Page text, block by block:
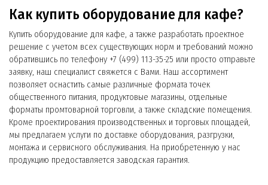
Как купить оборудование для кафе?
Купить оборудование для кафе, а также разработать проектное
решение с учетом всех существующих норм и требований можно
обратившись по телефону +7 (499) 113-35-25 или просто отправьте
заявку, наш специалист свяжется с Вами. Наш ассортимент
позволяет оснастить самые различные формата точек
общественного питания, продуктовые магазины, отдельные
форматы промтоварной торговли, а также складские помещения.
Кроме проектирования производственных и торговых площадей,
мы предлагаем услуги по доставке оборудования, разгрузки,
монтажа и сервисного обслуживания. На приобретенную у нас
продукцию предоставляется заводская гарантия.